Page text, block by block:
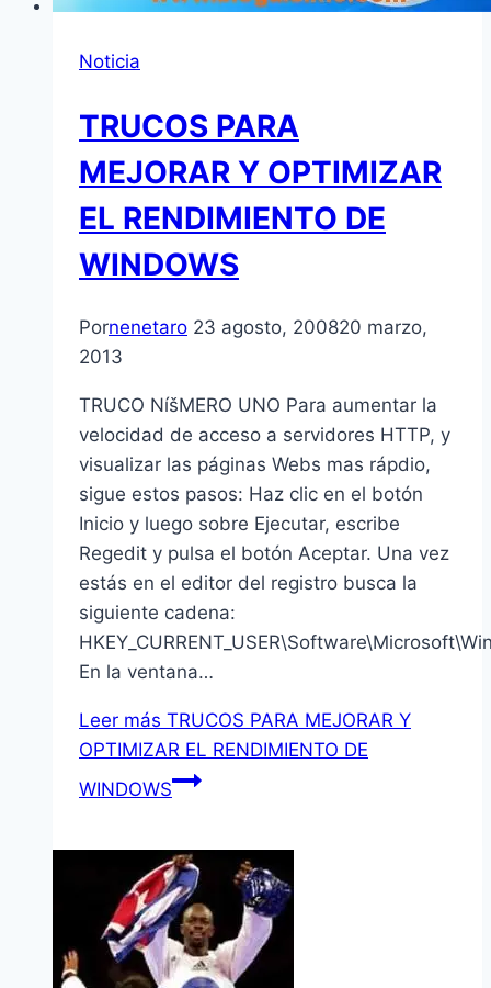
Noticia
TRUCOS PARA
MEJORAR Y OPTIMIZAR
EL RENDIMIENTO DE
WINDOWS
Pornenetaro 23 agosto, 200820 marzo,
2013
TRUCO NíšMERO UNO Para aumentar la
velocidad de acceso a servidores HTTP, y
visualizar las páginas Webs mas rápdio,
sigue estos pasos: Haz clic en el botón
Inicio y luego sobre Ejecutar, escribe
Regedit y pulsa el botón Aceptar. Una vez
estás en el editor del registro busca la
siguiente cadena:
En la ventana…
Leer más TRUCOS PARA MEJORAR Y
OPTIMIZAR EL RENDIMIENTO DE
WINDOWS